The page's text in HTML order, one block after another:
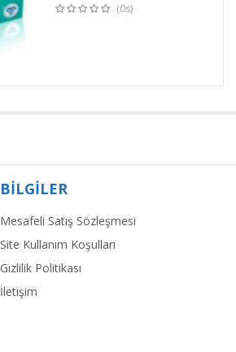
(0s)
BİLGİLER
Mesafeli Satış Sözleşmesi
Site Kullanım Koşulları
Gizlilik Politikası
İletişim